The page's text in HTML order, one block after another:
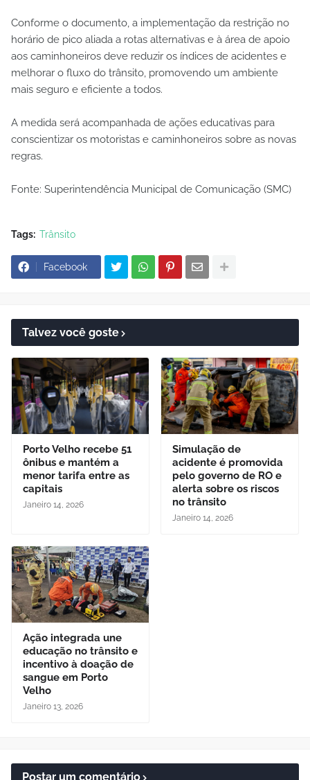
Conforme o documento, a implementação da restrição no
horário de pico aliada a rotas alternativas e à área de apoio
aos caminhoneiros deve reduzir os índices de acidentes e
melhorar o fluxo do trânsito, promovendo um ambiente
mais seguro e eficiente a todos.
A medida será acompanhada de ações educativas para
conscientizar os motoristas e caminhoneiros sobre as novas
regras.
Fonte: Superintendência Municipal de Comunicação (SMC)
Tags: Trânsito
Facebook
Talvez você goste
Porto Velho recebe 51
ônibus e mantém a
menor tarifa entre as
capitais
Janeiro 14, 2026
Simulação de
acidente é promovida
pelo governo de RO e
alerta sobre os riscos
no trânsito
Janeiro 14, 2026
Ação integrada une
educação no trânsito e
incentivo à doação de
sangue em Porto
Velho
Janeiro 13, 2026
Postar um comentário